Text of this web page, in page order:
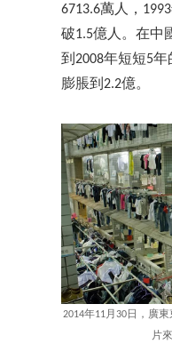
6713.6萬人，
破1.5億人。在中
到2008年短短5
膨脹到2.2億。
2014年11月30日，廣
片